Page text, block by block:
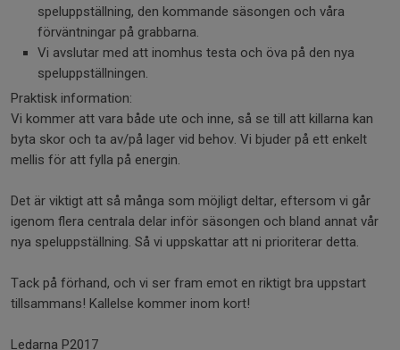
speluppställning, den kommande säsongen och våra
förväntningar på grabbarna.
Vi avslutar med att inomhus testa och öva på den nya
speluppställningen.
Praktisk information:
Vi kommer att vara både ute och inne, så se till att killarna kan
byta skor och ta av/på lager vid behov. Vi bjuder på ett enkelt
mellis för att fylla på energin.
Det är viktigt att så många som möjligt deltar, eftersom vi går
igenom flera centrala delar inför säsongen och bland annat vår
nya speluppställning. Så vi uppskattar att ni prioriterar detta.
Tack på förhand, och vi ser fram emot en riktigt bra uppstart
tillsammans! Kallelse kommer inom kort!
Ledarna P2017